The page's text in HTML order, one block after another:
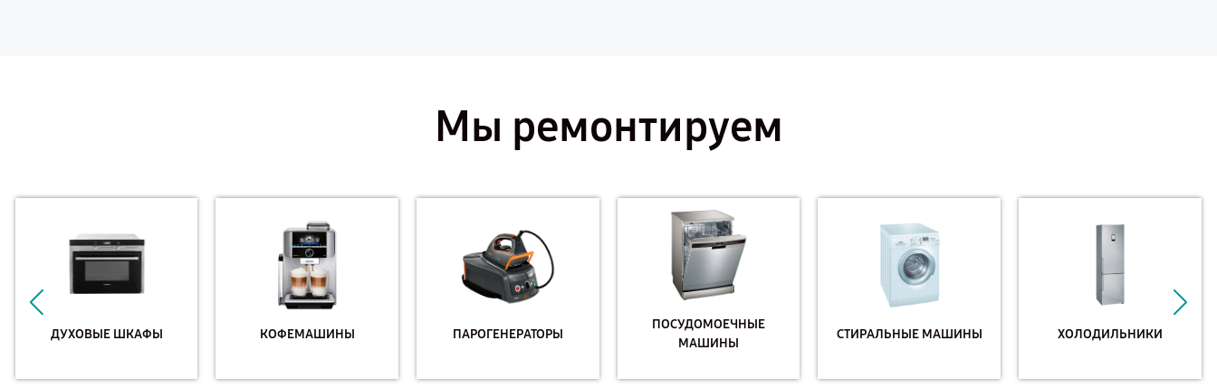
Мы ремонтируем
ДУХОВЫЕ ШКАФЫ КОФЕМАШИНЫ ПАРОГЕНЕРАТОРЫ
ПОСУДОМОЕЧНЫЕ
МАШИНЫ
СТИРАЛЬНЫЕ МАШИНЫ ХОЛОДИЛЬНИКИ